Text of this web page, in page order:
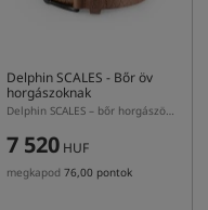
Delphin SCALES - Bőr öv
horgászoknak
Delphin SCALES – bőr horgászöv hal pikkely mintázattal
7 520 HUF
megkapod 76,00 pontok